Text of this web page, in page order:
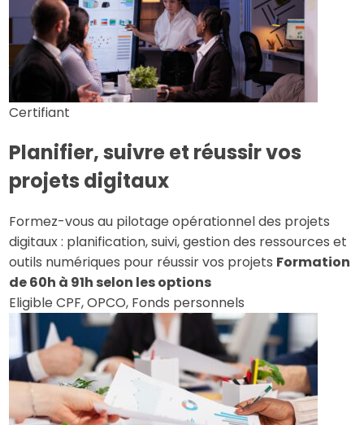
Certifiant
Planifier, suivre et réussir vos
projets digitaux
Formez-vous au pilotage opérationnel des projets
digitaux : planification, suivi, gestion des ressources et
outils numériques pour réussir vos projets Formation
de 60h à 91h selon les options
Eligible CPF, OPCO, Fonds personnels